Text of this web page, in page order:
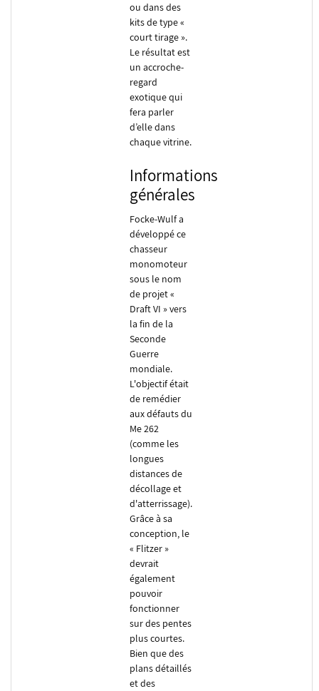
ou dans des
kits de type «
court tirage ».
Le résultat est
un accroche-
regard
exotique qui
fera parler
d’elle dans
chaque vitrine.
Informations
générales
Focke-Wulf a
développé ce
chasseur
monomoteur
sous le nom
de projet «
Draft VI » vers
la fin de la
Seconde
Guerre
mondiale.
L'objectif était
de remédier
aux défauts du
Me 262
(comme les
longues
distances de
décollage et
d'atterrissage).
Grâce à sa
conception, le
« Flitzer »
devrait
également
pouvoir
fonctionner
sur des pentes
plus courtes.
Bien que des
plans détaillés
et des